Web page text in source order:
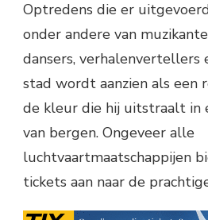
Optredens die er
onder andere van
dansers, verhalenvertellers
stad wordt aanzien als een
de kleur die hij uitstraalt in
van bergen. Ongeveer alle
luchtvaartmaatschappijen
tickets aan naar de